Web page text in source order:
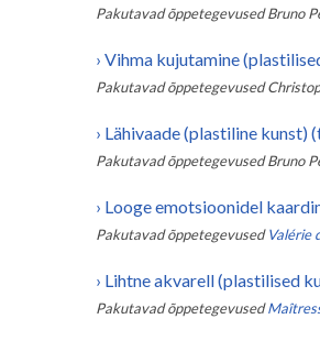
Pakutavad õppetegevused Bruno
› Vihma kujutamine
Pakutavad õppetegevused
› Lähivaade (plastiline kunst)
Pakutavad õppetegevused Bruno
› Looge emotsioonidel
Pakutavad õppetegevused Valérie
› Lihtne akvarell (plastilised
Pakutavad õppetegevused